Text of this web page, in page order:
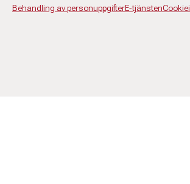
Behandling av personuppgifterE-tjänsten